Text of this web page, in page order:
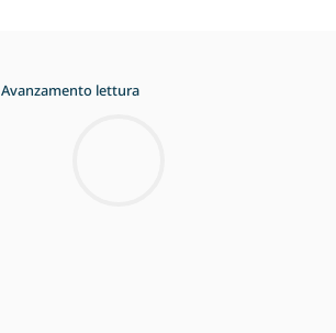
Avanzamento lettura